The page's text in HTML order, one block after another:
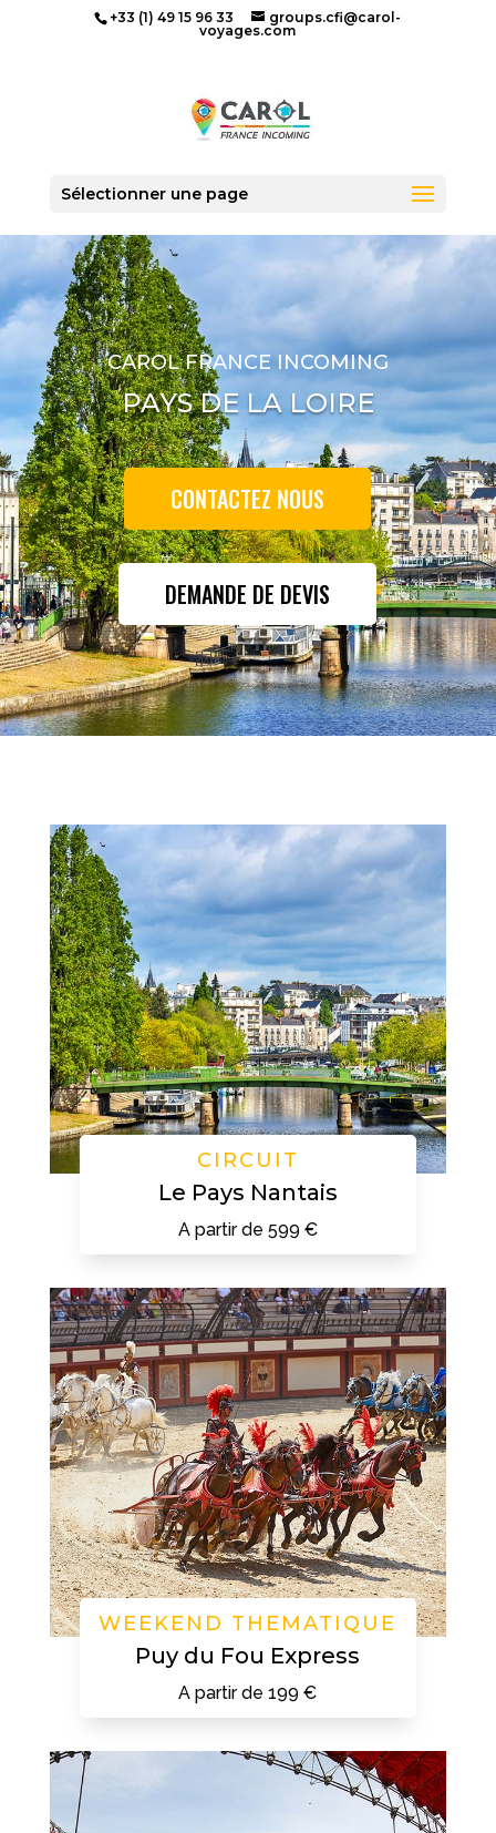
+33 (1) 49 15 96 33
groups.cfi@carol-
voyages.com
Sélectionner une page
CAROL FRANCE INCOMING
PAYS DE LA LOIRE
CONTACTEZ NOUS
DEMANDE DE DEVIS
CIRCUIT
Le Pays Nantais
A partir de 599 €
WEEKEND THEMATIQUE
Puy du Fou Express
A partir de 199 €